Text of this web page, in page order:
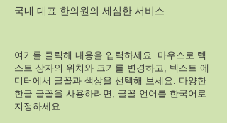
국내 대표 한의원의 세심한 서비스
여기를 클릭해 내용을 입력하세요. 마우스로 텍
스트 상자의 위치와 크기를 변경하고, 텍스트 에
디터에서 글꼴과 색상을 선택해 보세요. 다양한
한글 글꼴을 사용하려면, 글꼴 언어를 한국어로
지정하세요.